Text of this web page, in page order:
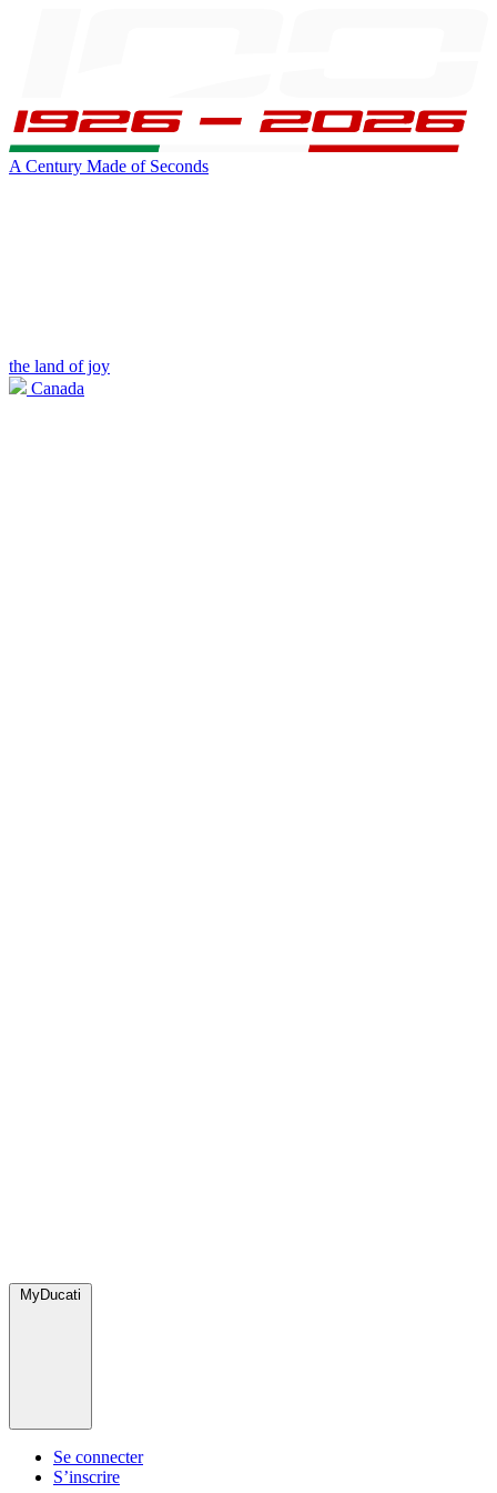
A Century Made of Seconds
the land of joy
Canada
MyDucati
Se connecter
S’inscrire